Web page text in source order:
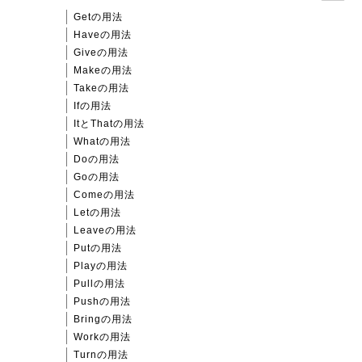
Getの用法
Haveの用法
Giveの用法
Makeの用法
Takeの用法
Ifの用法
ItとThatの用法
Whatの用法
Doの用法
Goの用法
Comeの用法
Letの用法
Leaveの用法
Putの用法
Playの用法
Pullの用法
Pushの用法
Bringの用法
Workの用法
Turnの用法